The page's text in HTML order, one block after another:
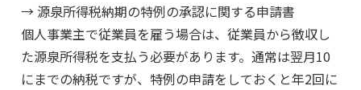
→ 源泉所得税納期の特例の承認に関する申請書
個人事業主で従業員を雇う場合は、従業員から徴収し
た源泉所得税を支払う必要があります。通常は翌月10
にまでの納税ですが、特例の申請をしておくと年2回に